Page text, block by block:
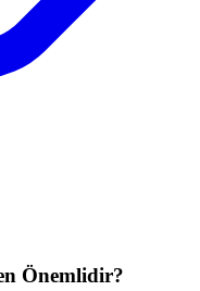
Önemlidir?